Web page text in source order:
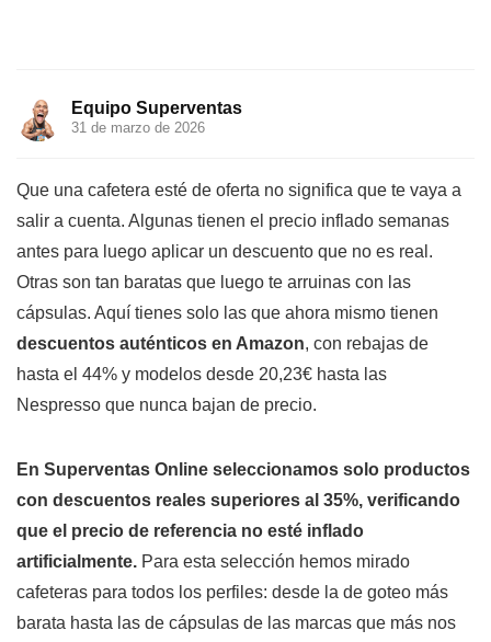
Equipo Superventas
31 de marzo de 2026
Que una cafetera esté de oferta no significa que te vaya a
salir a cuenta. Algunas tienen el precio inflado semanas
antes para luego aplicar un descuento que no es real.
Otras son tan baratas que luego te arruinas con las
cápsulas. Aquí tienes solo las que ahora mismo tienen
descuentos auténticos en Amazon, con rebajas de
hasta el 44% y modelos desde 20,23€ hasta las
Nespresso que nunca bajan de precio.
En Superventas Online seleccionamos solo productos
con descuentos reales superiores al 35%, verificando
que el precio de referencia no esté inflado
artificialmente. Para esta selección hemos mirado
cafeteras para todos los perfiles: desde la de goteo más
barata hasta las de cápsulas de las marcas que más nos